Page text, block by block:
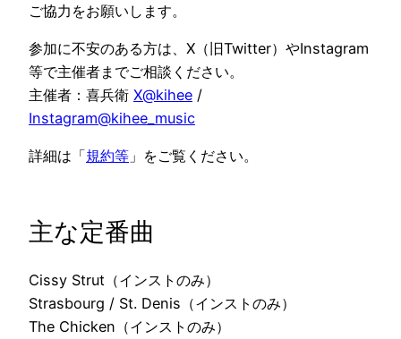
ご協力をお願いします。
参加に不安のある方は、X（旧Twitter）やInstagram
等で主催者までご相談ください。
主催者：喜兵衛 X@kihee /
Instagram@kihee_music
詳細は「規約等 」をご覧ください。
主な定番曲
Cissy Strut（インストのみ）
Strasbourg / St. Denis（インストのみ）
The Chicken（インストのみ）